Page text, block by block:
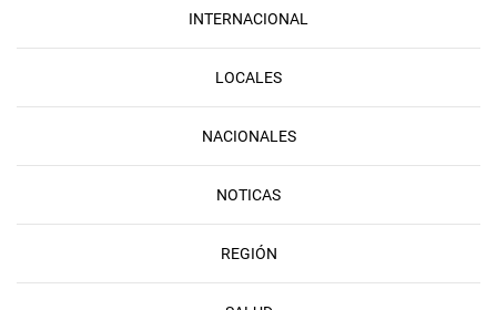
INTERNACIONAL
LOCALES
NACIONALES
NOTICAS
REGIÓN